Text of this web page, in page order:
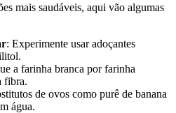
mais saudáveis, aqui vão algumas
: Experimente usar adoçantes
a farinha branca por farinha
fibra.
de ovos como purê de banana
água.